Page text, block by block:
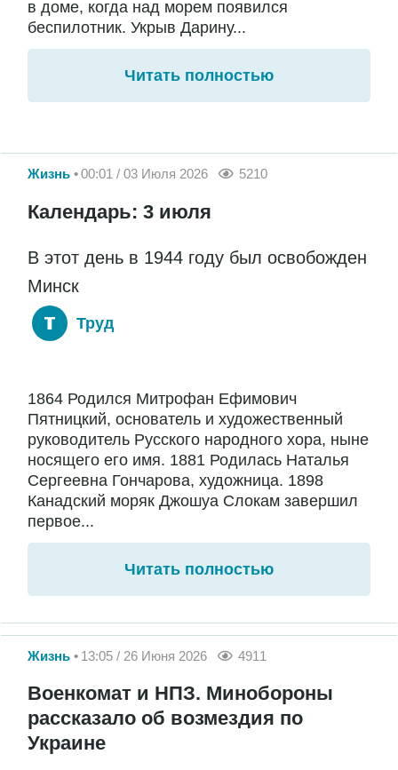
в доме, когда над морем появился
беспилотник. Укрыв Дарину...
Читать полностью
Жизнь 00:01 / 03 Июля 2026 5210
Календарь: 3 июля
В этот день в 1944 году был освобожден
Минск
Труд
1864 Родился Митрофан Ефимович
Пятницкий, основатель и художественный
руководитель Русского народного хора, ныне
носящего его имя. 1881 Родилась Наталья
Сергеевна Гончарова, художница. 1898
Канадский моряк Джошуа Слокам завершил
первое...
Читать полностью
Жизнь 13:05 / 26 Июня 2026 4911
Военкомат и НПЗ. Минобороны
рассказало об возмездия по
Украине